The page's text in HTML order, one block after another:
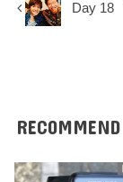
Day 18
RECOMMEND